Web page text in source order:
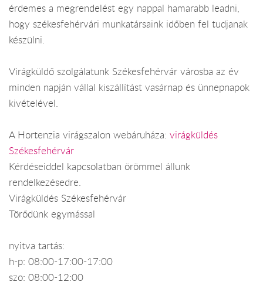
érdemes a megrendelést egy nappal hamarabb leadni,
hogy székesfehérvári munkatársaink időben fel tudjanak
készülni.
Virágküldő szolgálatunk Székesfehérvár városba az év
minden napján vállal kiszállítást vasárnap és ünnepnapok
kivételével.
A Hortenzia virágszalon webáruháza: virágküldés
Székesfehérvár
Kérdéseiddel kapcsolatban örömmel állunk
rendelkezésedre.
Virágküldés Székesfehérvár
Törődünk egymással
nyitva tartás:
h-p: 08:00-17:00-17:00
szo: 08:00-12:00